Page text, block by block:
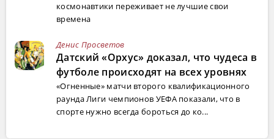
космонавтики переживает не лучшие свои
времена
Денис Просветов
Датский «Орхус» доказал, что чудеса в
футболе происходят на всех уровнях
«Огненные» матчи второго квалификационного
раунда Лиги чемпионов УЕФА показали, что в
спорте нужно всегда бороться до ко...